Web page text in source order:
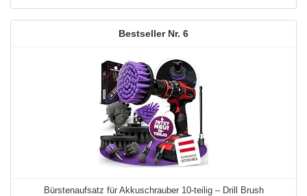
6
Bürstenaufsatz für Akkuschrauber 10-teilig – Drill Brush